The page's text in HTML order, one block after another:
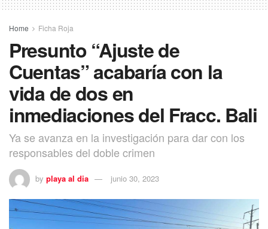
Home Ficha Roja
Presunto “Ajuste de
Cuentas” acabaría con la
vida de dos en
inmediaciones del Fracc. Bali
Ya se avanza en la investigación para dar con los
responsables del doble crimen
by playa al dia junio 30, 2023